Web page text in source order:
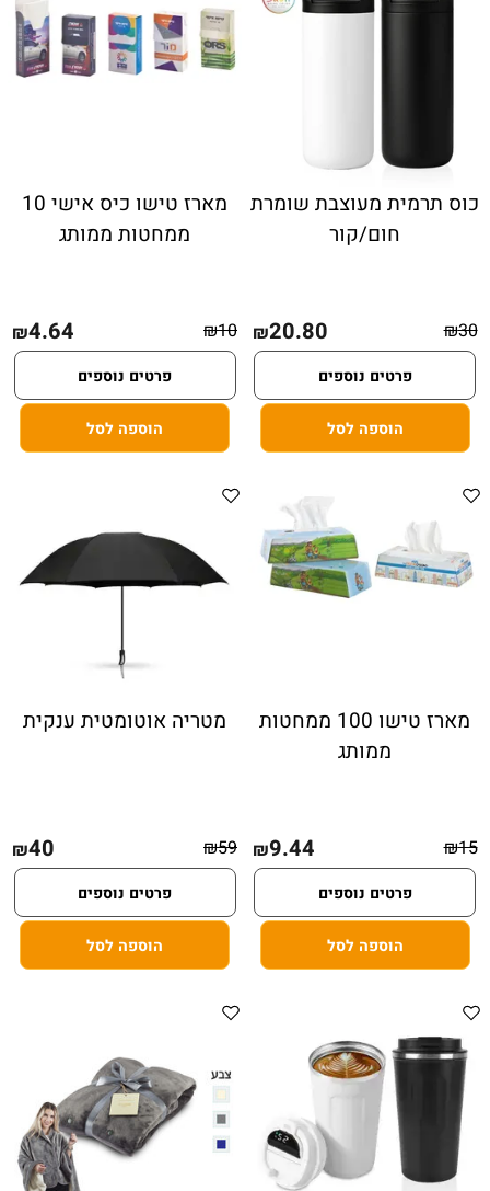
כוס תרמית מעוצבת שומרת
חום/קור
₪30
₪20.80
פרטים נוספים
הוספה לסל
מארז טישו כיס אישי 10
ממחטות ממותג
₪10
₪4.64
פרטים נוספים
הוספה לסל
מארז טישו 100 ממחטות
ממותג
₪15
₪9.44
פרטים נוספים
הוספה לסל
מטריה אוטומטית ענקית
₪59
₪40
פרטים נוספים
הוספה לסל